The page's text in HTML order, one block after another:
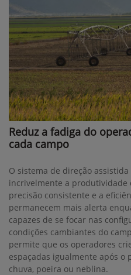
Reduz a fadiga do
cada campo
O sistema de direção
incrivelmente a produtividade
precisão consistente e a
permanecem mais alerta
capazes de se focar nas
condições cambiantes do
permite que os operadores
espaçadas igualmente após o
chuva, poeira ou neblina.